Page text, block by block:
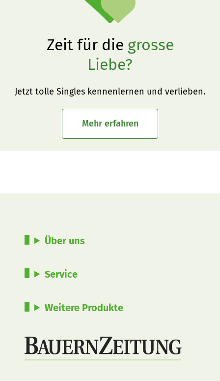
Zeit für die grosse
Liebe?
Jetzt tolle Singles kennenlernen und verlieben.
Mehr erfahren
Über uns
Service
Weitere Produkte